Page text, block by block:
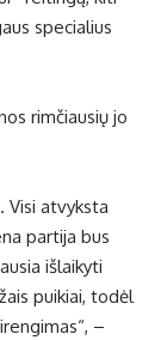
specialius
rimčiausių jo
Visi atvyksta
partija bus
išlaikyti
puikiai, todėl
–